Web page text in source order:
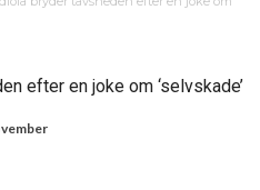
legendariske målmand
efter en joke om ‘selvskade’